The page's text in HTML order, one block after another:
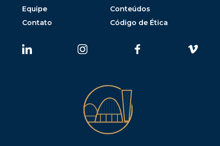
Equipe
Conteúdos
Contato
Código de Ética